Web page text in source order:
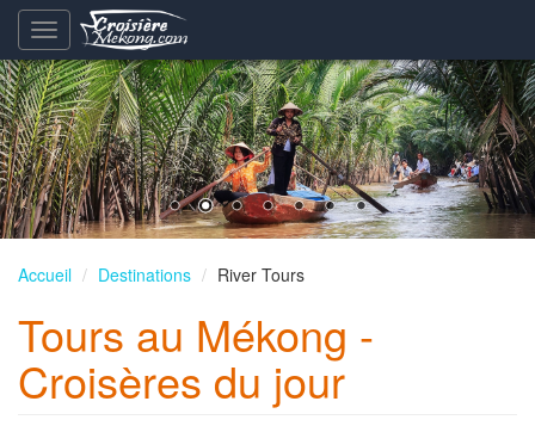
Basculement
de
la
navigation
Accueil Destinations River Tours
Tours au Mékong -
Croisères du jour